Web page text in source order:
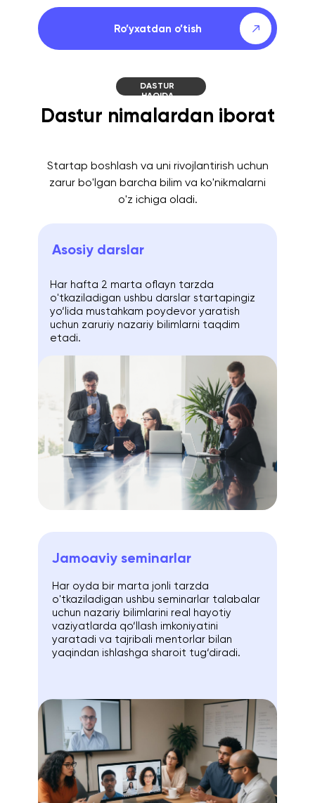
Ro’yxatdan o’tish
Dastur nimalardan iborat
Startap boshlash va uni rivojlantirish uchun
zarur bo'lgan barcha bilim va ko'nikmalarni
o'z ichiga oladi.
DASTUR
HAQIDA
Asosiy darslar
Har hafta 2 marta oflayn tarzda
o'tkaziladigan ushbu darslar startapingiz
yo‘lida mustahkam poydevor yaratish
uchun zaruriy nazariy bilimlarni taqdim
etadi.
Jamoaviy seminarlar
Har oyda bir marta jonli tarzda
o'tkaziladigan ushbu seminarlar talabalar
uchun nazariy bilimlarini real hayotiy
vaziyatlarda qo‘llash imkoniyatini
yaratadi va tajribali mentorlar bilan
yaqindan ishlashga sharoit tug‘diradi.